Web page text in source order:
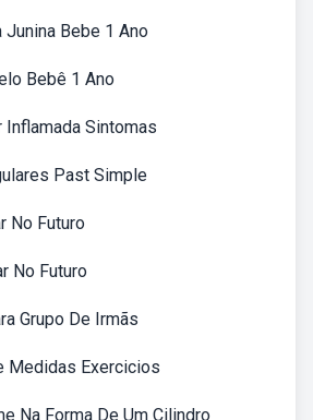
Bebe 1 Ano
Bebê 1 Ano
Sintomas
Past Simple
No Futuro
No Futuro
Grupo De Irmãs
Medidas Exercicios
Na Forma De Um Cilindro